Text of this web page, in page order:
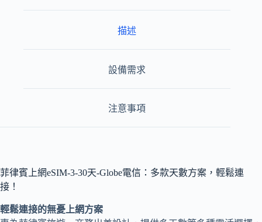
描述
設備需求
注意事項
菲律賓上網eSIM-3-30天-Globe電信：多款天數方案，輕鬆連
接！
輕鬆連接的無憂上網方案